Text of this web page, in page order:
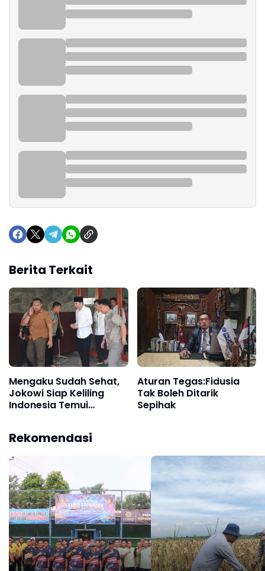
Berita Terkait
Mengaku Sudah Sehat,
Jokowi Siap Keliling
Indonesia Temui
Aturan Tegas:Fidusia
Tak Boleh Ditarik
Sepihak
Rekomendasi